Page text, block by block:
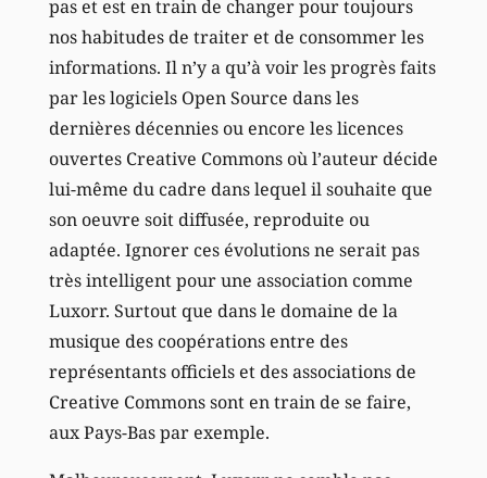
pas et est en train de changer pour toujours
nos habitudes de traiter et de consommer les
informations. Il n’y a qu’à voir les progrès faits
par les logiciels Open Source dans les
dernières décennies ou encore les licences
ouvertes Creative Commons où l’auteur décide
lui-même du cadre dans lequel il souhaite que
son oeuvre soit diffusée, reproduite ou
adaptée. Ignorer ces évolutions ne serait pas
très intelligent pour une association comme
Luxorr. Surtout que dans le domaine de la
musique des coopérations entre des
représentants officiels et des associations de
Creative Commons sont en train de se faire,
aux Pays-Bas par exemple.